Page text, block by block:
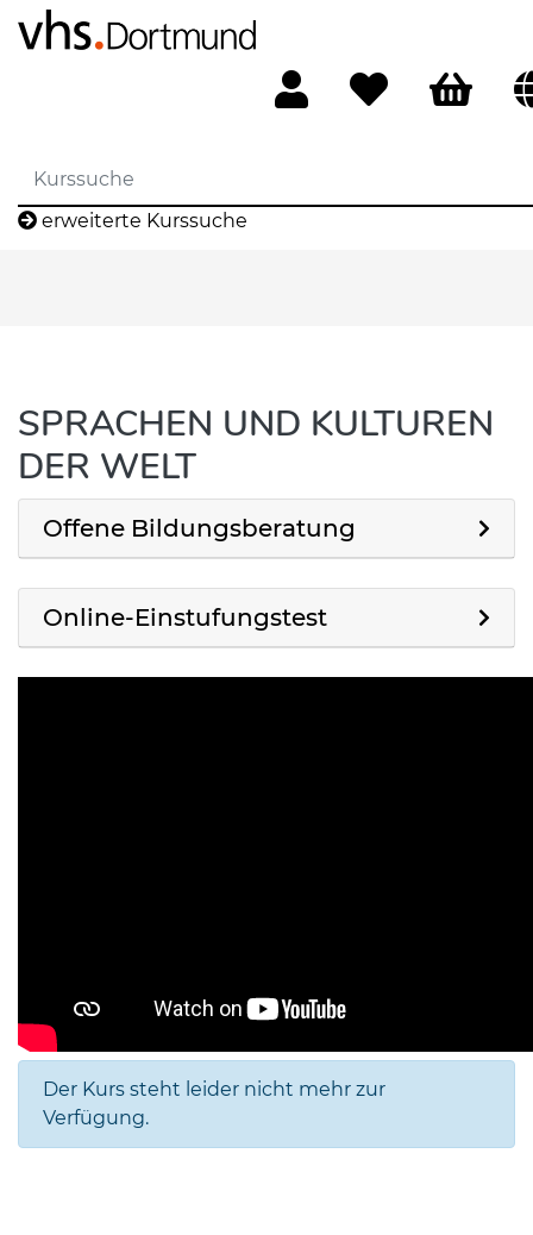
erweiterte Kurssuche
SPRACHEN UND KULTUREN
DER WELT
Offene Bildungsberatung
Online-Einstufungstest
Der Kurs steht leider nicht mehr zur
Verfügung.